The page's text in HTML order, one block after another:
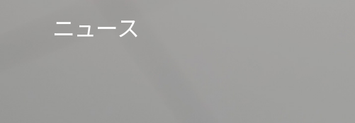
ニュース